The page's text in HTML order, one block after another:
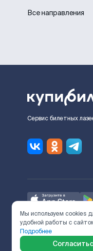
Все направления
Сервис билетных
Ж/Д билеты
с Поставщиком
включает
Мы используем cookies
удобной работы с
Подробнее